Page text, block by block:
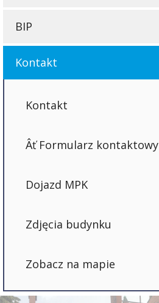
BIP
Kontakt
Kontakt
Formularz kontaktowy
Dojazd MPK
Zdjęcia budynku
Zobacz na mapie